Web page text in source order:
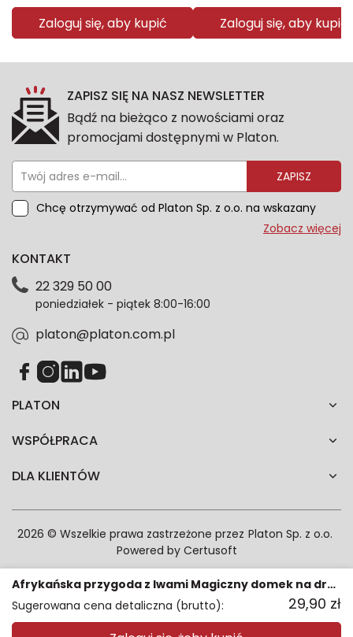
Zaloguj się, aby kupić Zaloguj się, aby kupić
Afrykańska przygoda z lwami Magiczny domek na drzewie
Sugerowana cena detaliczna (brutto):
29,90 zł
ZAPISZ SIĘ NA NASZ NEWSLETTER
Bądź na bieżąco z nowościami oraz
promocjami dostępnymi w Platon.
ZAPISZ
Chcę otrzymywać od Platon Sp. z o.o. na wskazany
przeze mnie adres e-mail informacje marketingowe
dotyczące danych osobowych znajdziesz w naszej
każdym czasie. Wycofanie zgody nie wpłynie na
zgodność z prawem przetwarzania dokonanego przed
Zobacz więcej
PLATON
WSPÓŁPRACA
DLA KLIENTÓW
KONTAKT
22 329 50 00
poniedziałek - piątek 8:00-16:00
platon@platon.com.pl
2026 © Wszelkie prawa zastrzeżone przez Platon Sp. z o.o.
Powered by Certusoft